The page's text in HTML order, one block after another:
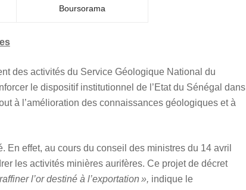
Boursorama
des activités du Service Géologique National du
le dispositif institutionnel de l’Etat du Sénégal dans
à l’amélioration des connaissances géologiques et à
En effet, au cours du conseil des ministres du 14 avril
les activités minières aurifères. Ce projet de décret
l’or destiné à l’exportation », indique le